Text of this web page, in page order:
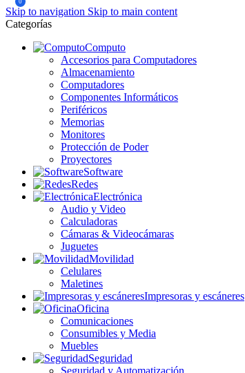
Skip to navigation Skip to main content
Categorías
Computo
Accesorios para Computadores
Almacenamiento
Computadores
Componentes Informáticos
Periféricos
Memorias
Monitores
Protección de Poder
Proyectores
Software
Redes
Electrónica
Audio y Video
Calculadoras
Cámaras & Videocámaras
Juguetes
Movilidad
Celulares
Maletines
Impresoras y escáneres
Oficina
Comunicaciones
Consumibles y Media
Muebles
Seguridad
Seguridad y Automatización
0